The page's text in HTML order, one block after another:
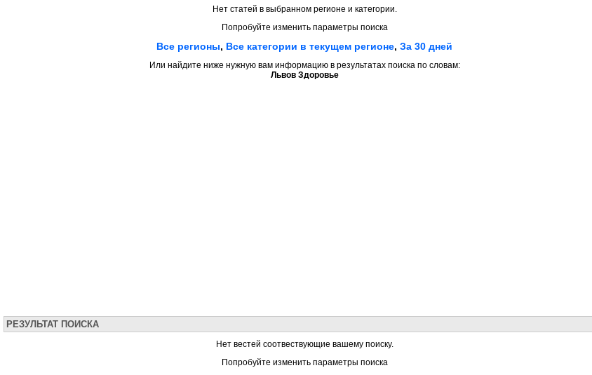
Нет статей в выбранном регионе и категории.
Попробуйте изменить параметры поиска
Все регионы, Все категории в текущем регионе, За 30 дней
Или найдите ниже нужную вам информацию в результатах поиска по словам:
Львов Здоровье
РЕЗУЛЬТАТ ПОИСКА
Нет вестей соотвествующие вашему поиску.
Попробуйте изменить параметры поиска